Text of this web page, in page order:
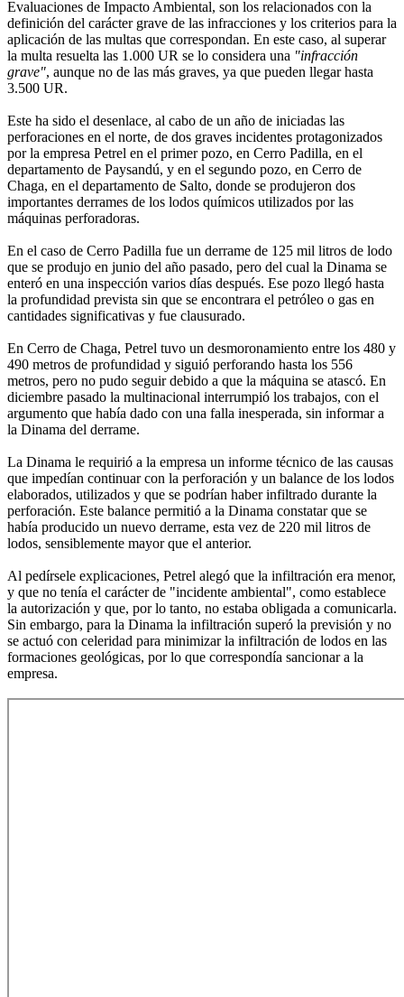
Evaluaciones de Impacto Ambiental, son los relacionados con la
definición del carácter grave de las infracciones y los criterios para la
aplicación de las multas que correspondan. En este caso, al superar
la multa resuelta las 1.000 UR se lo considera una "infracción
grave", aunque no de las más graves, ya que pueden llegar hasta
3.500 UR.
Este ha sido el desenlace, al cabo de un año de iniciadas las
perforaciones en el norte, de dos graves incidentes protagonizados
por la empresa Petrel en el primer pozo, en Cerro Padilla, en el
departamento de Paysandú, y en el segundo pozo, en Cerro de
Chaga, en el departamento de Salto, donde se produjeron dos
importantes derrames de los lodos químicos utilizados por las
máquinas perforadoras.
En el caso de Cerro Padilla fue un derrame de 125 mil litros de lodo
que se produjo en junio del año pasado, pero del cual la Dinama se
enteró en una inspección varios días después. Ese pozo llegó hasta
la profundidad prevista sin que se encontrara el petróleo o gas en
cantidades significativas y fue clausurado.
En Cerro de Chaga, Petrel tuvo un desmoronamiento entre los 480 y
490 metros de profundidad y siguió perforando hasta los 556
metros, pero no pudo seguir debido a que la máquina se atascó. En
diciembre pasado la multinacional interrumpió los trabajos, con el
argumento que había dado con una falla inesperada, sin informar a
la Dinama del derrame.
La Dinama le requirió a la empresa un informe técnico de las causas
que impedían continuar con la perforación y un balance de los lodos
elaborados, utilizados y que se podrían haber infiltrado durante la
perforación. Este balance permitió a la Dinama constatar que se
había producido un nuevo derrame, esta vez de 220 mil litros de
lodos, sensiblemente mayor que el anterior.
Al pedírsele explicaciones, Petrel alegó que la infiltración era menor,
y que no tenía el carácter de "incidente ambiental", como establece
la autorización y que, por lo tanto, no estaba obligada a comunicarla.
Sin embargo, para la Dinama la infiltración superó la previsión y no
se actuó con celeridad para minimizar la infiltración de lodos en las
formaciones geológicas, por lo que correspondía sancionar a la
empresa.